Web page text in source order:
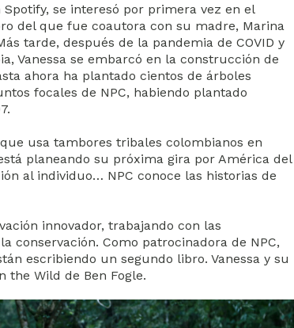
se interesó por primera vez en el
del que fue coautora con su madre, Marina
tarde, después de la pandemia de COVID y
Vanessa se embarcó en la construcción de
ahora ha plantado cientos de árboles
focales de NPC, habiendo plantado
usa tambores tribales colombianos en
planeando su próxima gira por América del
al individuo… NPC conoce las historias de
innovador, trabajando con las
conservación. Como patrocinadora de NPC,
escribiendo un segundo libro. Vanessa y su
the Wild de Ben Fogle.